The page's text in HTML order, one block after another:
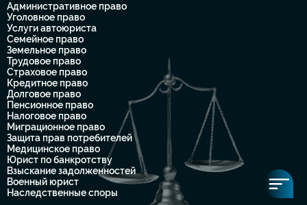
Административное право
Уголовное право
Услуги автоюриста
Семейное право
Земельное право
Трудовое право
Страховое право
Кредитное право
Долговое право
Пенсионное право
Налоговое право
Миграционное право
Защита прав потребителей
Медицинское право
Юрист по банкротству
Взыскание задолженностей
Военный юрист
Наследственные споры